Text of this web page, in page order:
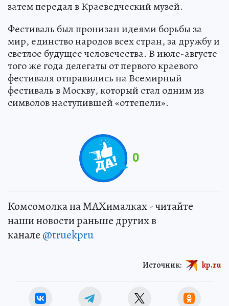
затем передал в Краеведческий музей.
Фестиваль был пронизан идеями борьбы за
мир, единство народов всех стран, за дружбу и
светлое будущее человечества. В июле-августе
того же года делегаты от первого краевого
фестиваля отправились на Всемирный
фестиваль в Москву, который стал одним из
символов наступившей «оттепели».
0
Комсомолка на MAXималках - читайте
наши новости раньше других в
канале @truekpru
Источник: kp.ru